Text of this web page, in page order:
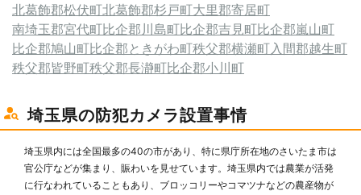
北葛飾郡松伏町北葛飾郡杉戸町大里郡寄居町
南埼玉郡宮代町比企郡川島町比企郡吉見町比企郡嵐山町
比企郡鳩山町比企郡ときがわ町秩父郡横瀬町入間郡越生町
秩父郡皆野町秩父郡長瀞町比企郡小川町
埼玉県の防犯カメラ設置事情
埼玉県内には全国最多の40の市があり、特に県庁所在地のさいたま市は
官公庁などが集まり、賑わいを見せています。埼玉県内では農業が活発
に行なわれていることもあり、ブロッコリーやコマツナなどの農産物が